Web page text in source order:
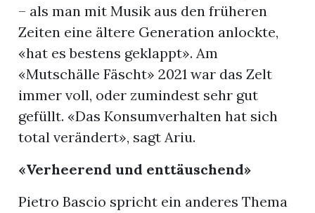
– als man mit Musik aus den früheren
Zeiten eine ältere Generation anlockte,
«hat es bestens geklappt». Am
«Mutschälle Fäscht» 2021 war das Zelt
immer voll, oder zumindest sehr gut
gefüllt. «Das Konsumverhalten hat sich
total verändert», sagt Ariu.
«Verheerend und enttäuschend»
Pietro Bascio spricht ein anderes Thema